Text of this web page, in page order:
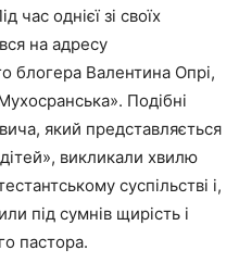
час однієї зі своїх
на адресу
блогера Валентина Опрі,
Подібні
який представляється
викликали хвилю
суспільстві і,
під сумнів щирість і
пастора.